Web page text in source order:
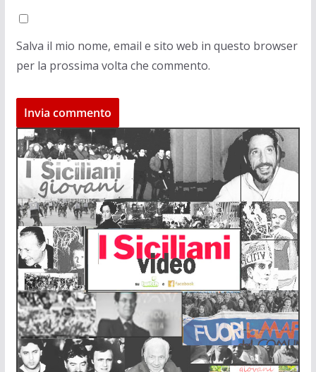
Salva il mio nome, email e sito web in questo browser
per la prossima volta che commento.